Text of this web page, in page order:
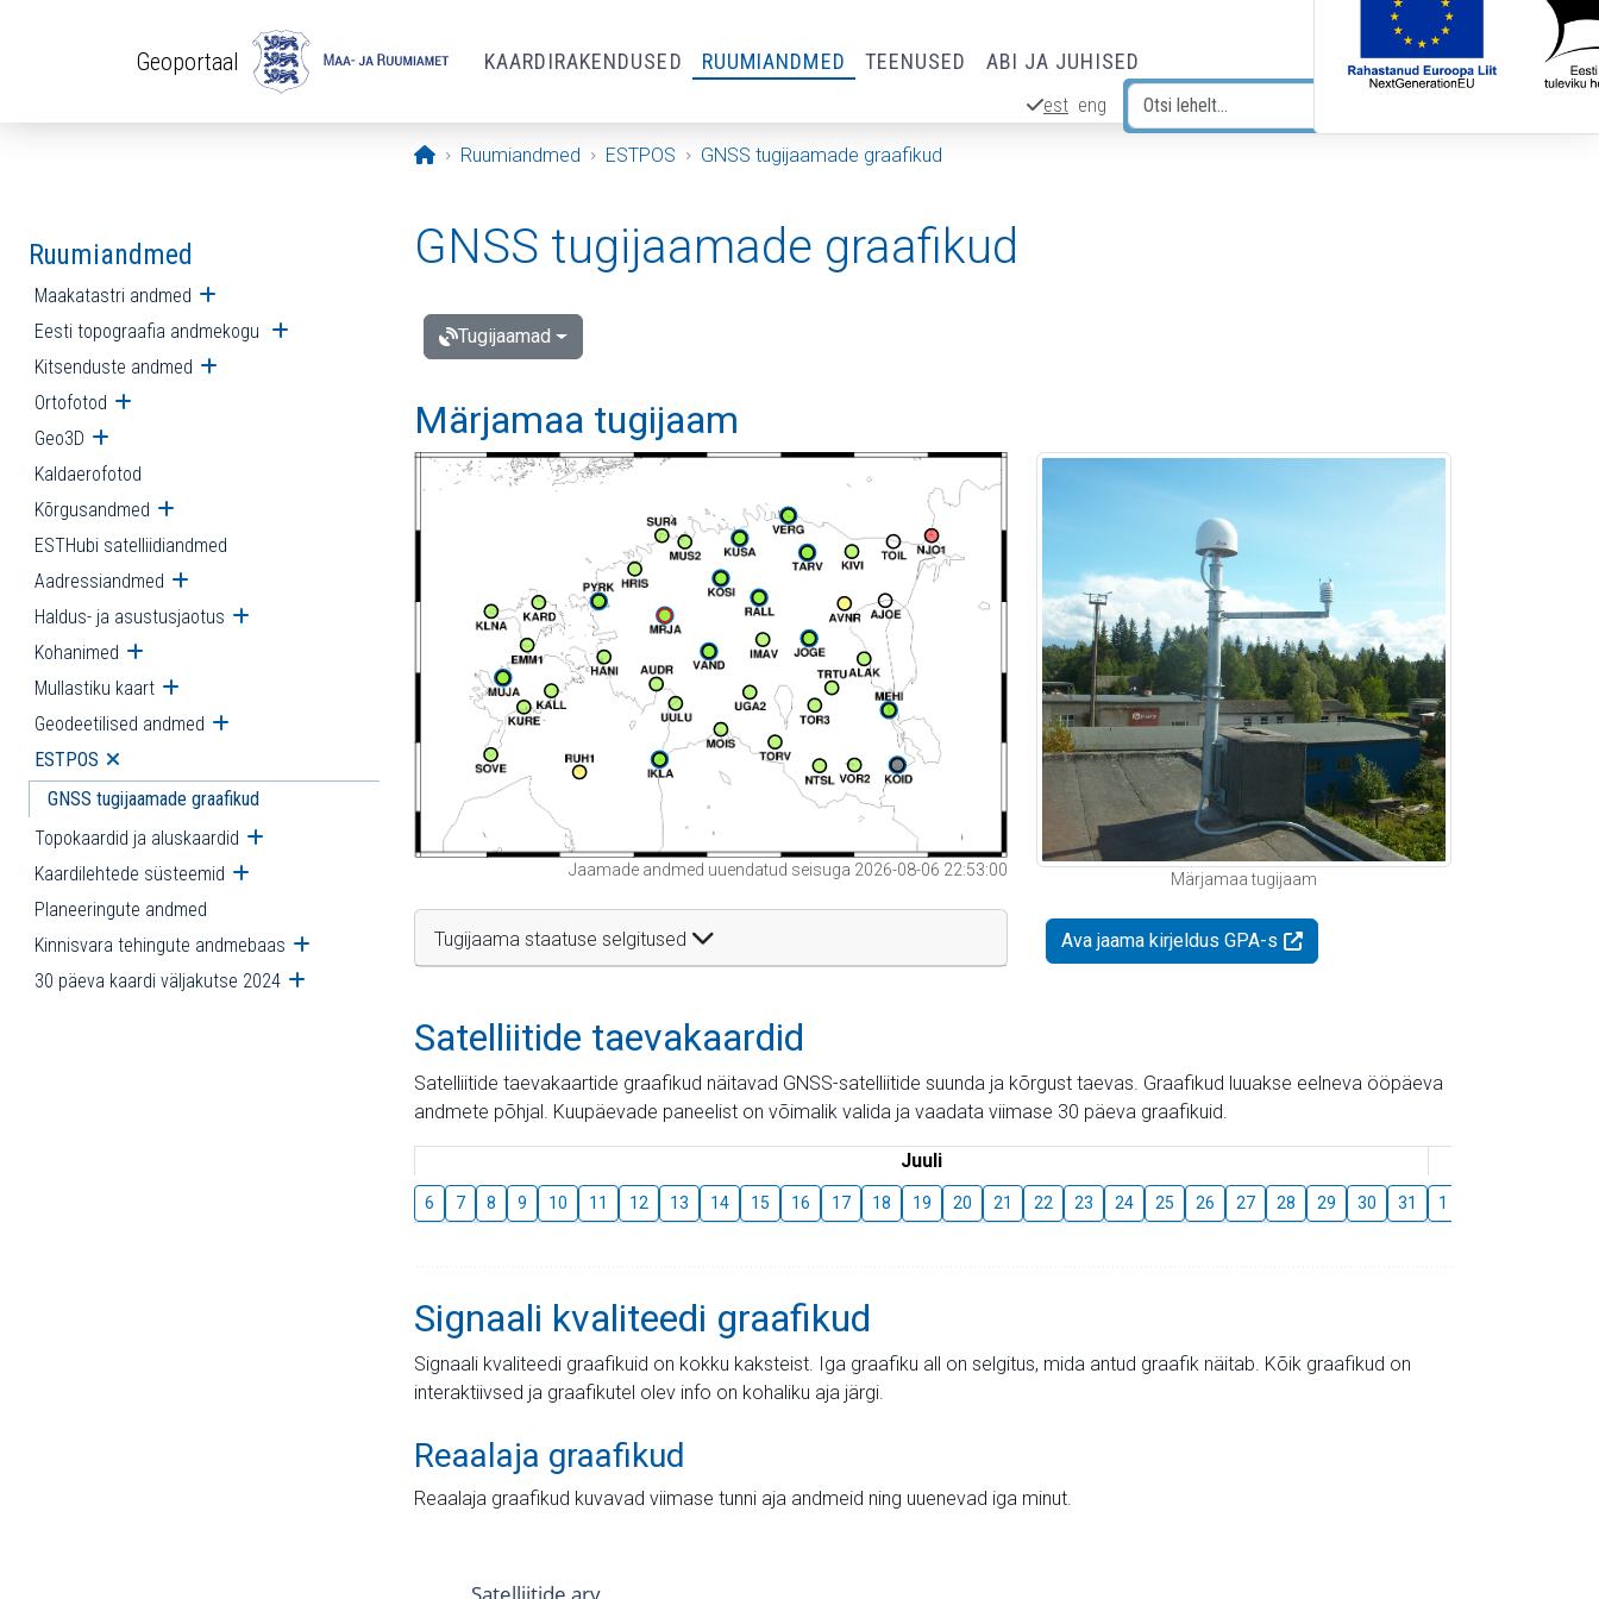
Geoportaal KAARDIRAKENDUSED RUUMIANDMED TEENUSED ABI JA JUHISED
est eng
Avaleht
Ruumiandmed ESTPOS GNSS tugijaamade graafikud
Ruumiandmed
Maakatastri andmed Ava alammenüü
Eesti topograafia andmekogu Ava alammenüü
Kitsenduste andmed Ava alammenüü
Ortofotod Ava alammenüü
Geo3D Ava alammenüü
Kaldaerofotod
Kõrgusandmed Ava alammenüü
ESTHubi satelliidiandmed
Aadressiandmed Ava alammenüü
Haldus- ja asustusjaotus Ava alammenüü
Kohanimed Ava alammenüü
Mullastiku kaart Ava alammenüü
Geodeetilised andmed Ava alammenüü
ESTPOS Ava alammenüü
GNSS tugijaamade graafikud
Topokaardid ja aluskaardid Ava alammenüü
Kaardilehtede süsteemid Ava alammenüü
Planeeringute andmed
Kinnisvara tehingute andmebaas Ava alammenüü
30 päeva kaardi väljakutse 2024 Ava alammenüü
GNSS tugijaamade graafikud
Tugijaamad
Märjamaa tugijaam
Jaamade andmed uuendatud seisuga 2026-08-06 22:53:00
Tugijaama staatuse selgitused
Märjamaa tugijaam
Ava jaama kirjeldus GPA-s
Satelliitide taevakaardid
Satelliitide taevakaartide graafikud näitavad GNSS-satelliitide suunda ja kõrgust taevas. Graafikud luuakse eelneva ööpäeva
andmete põhjal. Kuupäevade paneelist on võimalik valida ja vaadata viimase 30 päeva graafikuid.
Juuli
6 7 8 9 10 11 12 13 14 15 16 17 18 19 20 21 22 23 24 25 26 27 28 29 30 31 1
Signaali kvaliteedi graafikud
Signaali kvaliteedi graafikuid on kokku kaksteist. Iga graafiku all on selgitus, mida antud graafik näitab. Kõik graafikud on
interaktiivsed ja graafikutel olev info on kohaliku aja järgi.
Reaalaja graafikud
Reaalaja graafikud kuvavad viimase tunni aja andmeid ning uuenevad iga minut.